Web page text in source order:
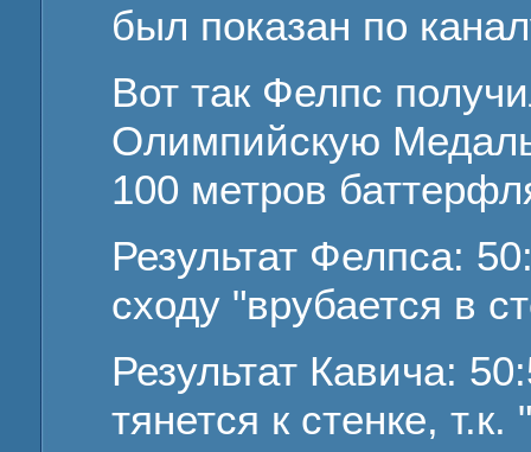
был показан по
Вот так Фелпс
Олимпийскую
100 метров
Результат Фелпса:
сходу "врубается в
Результат Кавича:
тянется к стенке,